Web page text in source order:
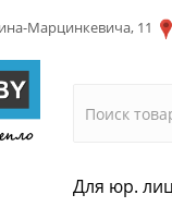
Марцинкевича, 11
Для юр.